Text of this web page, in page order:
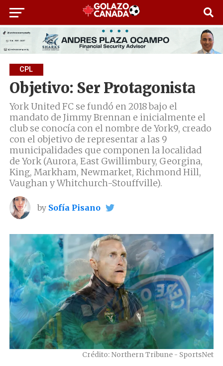
CPL
Objetivo: Ser Protagonista
York United FC se fundó en 2018 bajo el
mandato de Jimmy Brennan e inicialmente el
club se conocía con el nombre de York9, creado
con el objetivo de representar a las 9
municipalidades que componen la localidad
de York (Aurora, East Gwillimbury, Georgina,
King, Markham, Newmarket, Richmond Hill,
Vaughan y Whitchurch-Stouffville).
by Sofía Pisano
Crédito: Northern Tribune - SportsNet